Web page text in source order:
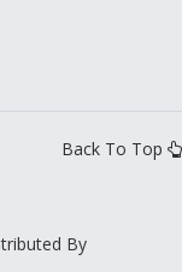
Back To Top
By